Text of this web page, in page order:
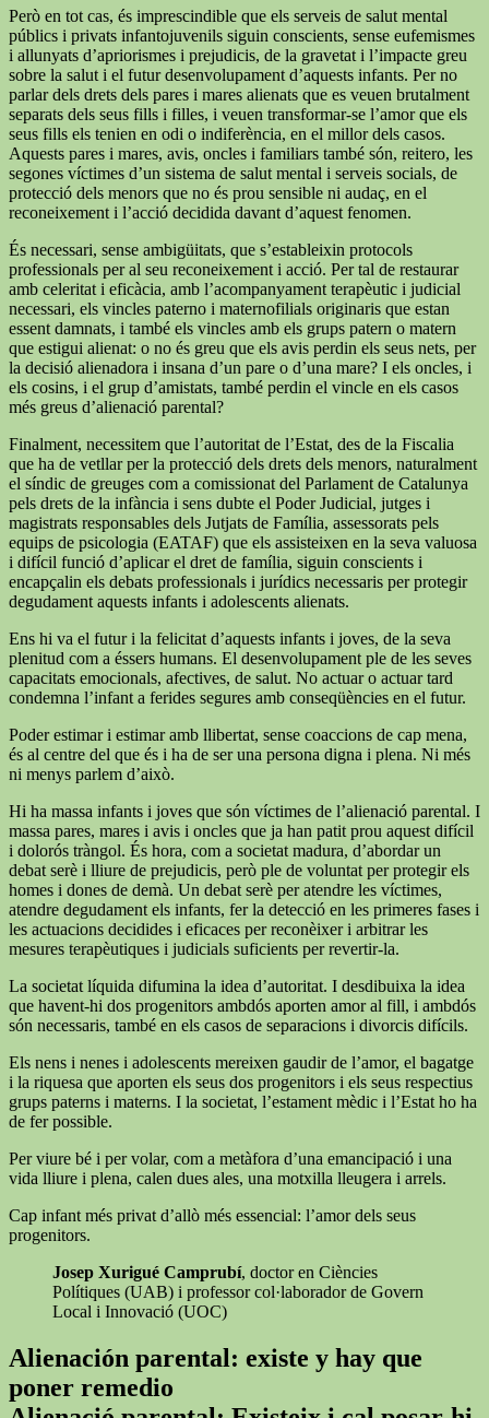
Però en tot cas, és imprescindible que els serveis de salut mental
públics i privats infantojuvenils siguin conscients, sense eufemismes
i allunyats d’apriorismes i prejudicis, de la gravetat i l’impacte greu
sobre la salut i el futur desenvolupament d’aquests infants. Per no
parlar dels drets dels pares i mares alienats que es veuen brutalment
separats dels seus fills i filles, i veuen transformar-se l’amor que els
seus fills els tenien en odi o indiferència, en el millor dels casos.
Aquests pares i mares, avis, oncles i familiars també són, reitero, les
segones víctimes d’un sistema de salut mental i serveis socials, de
protecció dels menors que no és prou sensible ni audaç, en el
reconeixement i l’acció decidida davant d’aquest fenomen.
És necessari, sense ambigüitats, que s’estableixin protocols
professionals per al seu reconeixement i acció. Per tal de restaurar
amb celeritat i eficàcia, amb l’acompanyament terapèutic i judicial
necessari, els vincles paterno i maternofilials originaris que estan
essent damnats, i també els vincles amb els grups patern o matern
que estigui alienat: o no és greu que els avis perdin els seus nets, per
la decisió alienadora i insana d’un pare o d’una mare? I els oncles, i
els cosins, i el grup d’amistats, també perdin el vincle en els casos
més greus d’alienació parental?
Finalment, necessitem que l’autoritat de l’Estat, des de la Fiscalia
que ha de vetllar per la protecció dels drets dels menors, naturalment
el síndic de greuges com a comissionat del Parlament de Catalunya
pels drets de la infància i sens dubte el Poder Judicial, jutges i
magistrats responsables dels Jutjats de Família, assessorats pels
equips de psicologia (EATAF) que els assisteixen en la seva valuosa
i difícil funció d’aplicar el dret de família, siguin conscients i
encapçalin els debats professionals i jurídics necessaris per protegir
degudament aquests infants i adolescents alienats.
Ens hi va el futur i la felicitat d’aquests infants i joves, de la seva
plenitud com a éssers humans. El desenvolupament ple de les seves
capacitats emocionals, afectives, de salut. No actuar o actuar tard
condemna l’infant a ferides segures amb conseqüències en el futur.
Poder estimar i estimar amb llibertat, sense coaccions de cap mena,
és al centre del que és i ha de ser una persona digna i plena. Ni més
ni menys parlem d’això.
Hi ha massa infants i joves que són víctimes de l’alienació parental. I
massa pares, mares i avis i oncles que ja han patit prou aquest difícil
i dolorós tràngol. És hora, com a societat madura, d’abordar un
debat serè i lliure de prejudicis, però ple de voluntat per protegir els
homes i dones de demà. Un debat serè per atendre les víctimes,
atendre degudament els infants, fer la detecció en les primeres fases i
les actuacions decidides i eficaces per reconèixer i arbitrar les
mesures terapèutiques i judicials suficients per revertir-la.
La societat líquida difumina la idea d’autoritat. I desdibuixa la idea
que havent-hi dos progenitors ambdós aporten amor al fill, i ambdós
són necessaris, també en els casos de separacions i divorcis difícils.
Els nens i nenes i adolescents mereixen gaudir de l’amor, el bagatge
i la riquesa que aporten els seus dos progenitors i els seus respectius
grups paterns i materns. I la societat, l’estament mèdic i l’Estat ho ha
de fer possible.
Per viure bé i per volar, com a metàfora d’una emancipació i una
vida lliure i plena, calen dues ales, una motxilla lleugera i arrels.
Cap infant més privat d’allò més essencial: l’amor dels seus
progenitors.
Josep Xurigué Camprubí, doctor en Ciències
Polítiques (UAB) i professor col·laborador de Govern
Local i Innovació (UOC)
Alienación parental: existe y hay que
poner remedio